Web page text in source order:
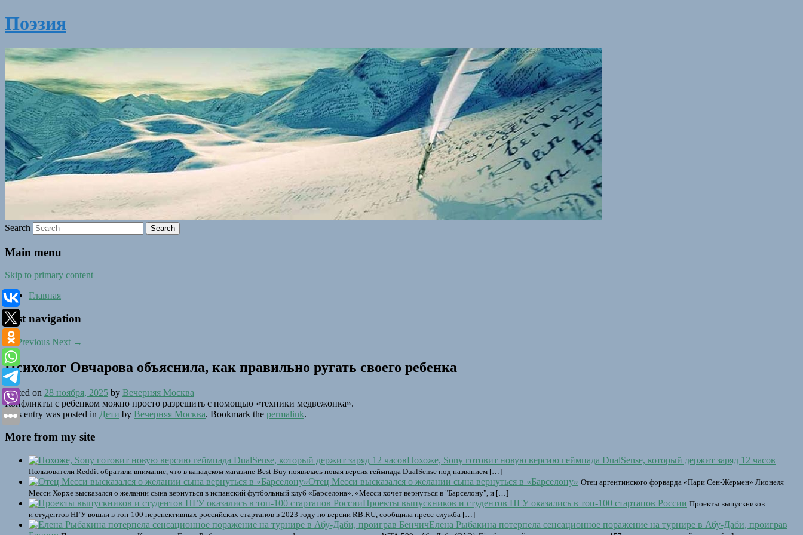
Поэзия
Search
Main menu
Skip to primary content
Главная
Post navigation
←Previous Next →
Психолог Овчарова объяснила, как правильно ругать своего ребенка
Posted on 28 ноября, 2025 by Вечерняя Москва
Конфликты с ребенком можно просто разрешить с помощью «техники медвежонка».
This entry was posted in Дети by Вечерняя Москва. Bookmark the permalink.
More from my site
Похоже, Sony готовит новую версию геймпада DualSense, который держит заряд 12 часов
Пользователи Reddit обратили внимание, что в канадском магазине Best Buy появилась новая версия геймпада DualSense под названием […]
Отец Месси высказался о желании сына вернуться в «Барселону» Отец аргентинского форварда «Пари Сен-Жермен» Лионеля
Месси Хорхе высказался о желании сына вернуться в испанский футбольный клуб «Барселона». «Месси хочет вернуться в "Барселону", и […]
Проекты выпускников и студентов НГУ оказались в топ-100 стартапов России Проекты выпускников
и студентов НГУ вошли в топ-100 перспективных российских стартапов в 2023 году по версии RB.RU, сообщила пресс-служба […]
Елена Рыбакина потерпела сенсационное поражение на турнире в Абу-Даби, проиграв